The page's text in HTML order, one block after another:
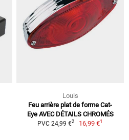
Louis
Feu arrière plat de forme Cat-
Eye AVEC DÉTAILS CHROMÉS
PVC 24,99 €2 16,99 €1